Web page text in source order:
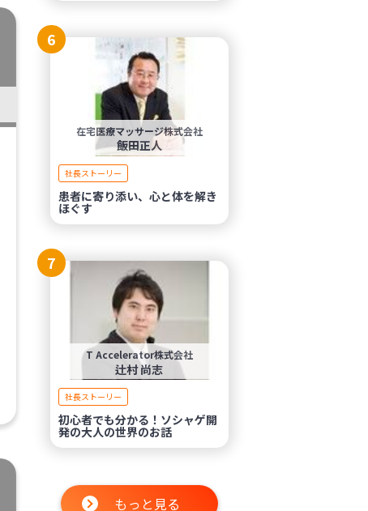
6
在宅医療マッサージ株式会社
飯田正人
社長ストーリー
患者に寄り添い、心と体を解き
ほぐす
7
T Accelerator株式会社
辻村 尚志
社長ストーリー
初心者でも分かる！ソシャゲ開
発の大人の世界のお話
もっと見る